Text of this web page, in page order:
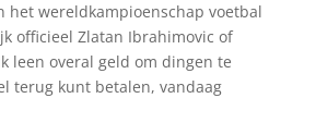
het wereldkampioenschap voetbal
officieel Zlatan Ibrahimovic of
leen overal geld om dingen te
terug kunt betalen, vandaag